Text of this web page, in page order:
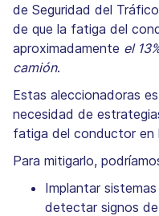
de Seguridad del
de que la fatiga del
aproximadamente el
camión.
Estas aleccionadoras
necesidad de
fatiga del conductor en
Para mitigarlo,
Implantar
detectar signos